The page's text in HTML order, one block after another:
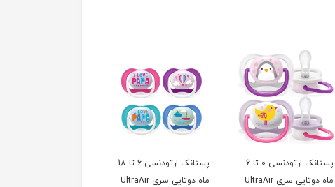
پستانک ارتودنسی 0 تا 6
ماه دوتایی سری UltraAir
پستانک ارتودنسی 6 تا 18
ماه دوتایی سری UltraAir